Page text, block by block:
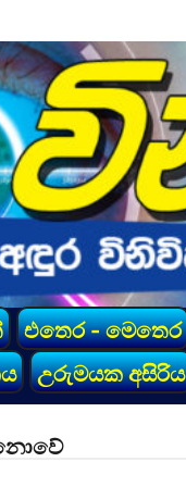
එතෙර - මෙතෙර
උරුමයක අසිරිය